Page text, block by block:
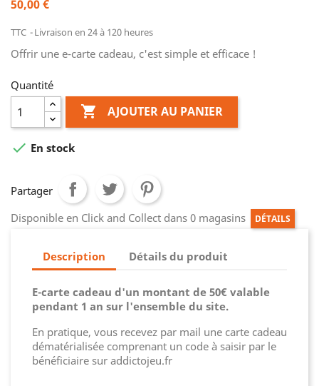
50,00 €
TTC Livraison en 24 à 120 heures
Offrir une e-carte cadeau, c'est simple et efficace !
Quantité
 AJOUTER AU PANIER
 En stock
Partager
Disponible en Click and Collect dans 0 magasins
DÉTAILS
Description Détails du produit
E-carte cadeau d'un montant de 50€ valable
pendant 1 an sur l'ensemble du site.
En pratique, vous recevez par mail une carte cadeau
dématérialisée comprenant un code à saisir par le
bénéficiaire sur addictojeu.fr